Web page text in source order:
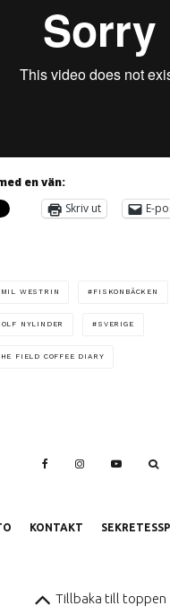
en vän:
Skriv ut
E-
WESTRIN FISKONBÄCKEN
NYLINDER SVERIGE
FIELD COFFEE DIARY
KONTAKT
Tillbaka till toppen